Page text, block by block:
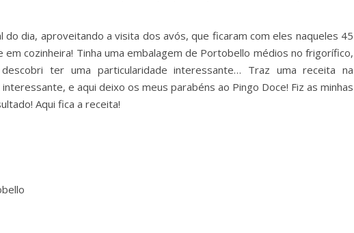
do dia, aproveitando a visita dos avós, que ficaram com eles naqueles 45
cozinheira! Tinha uma embalagem de Portobello médios no frigorífico,
ter uma particularidade interessante… Traz uma receita na
e aqui deixo os meus parabéns ao Pingo Doce! Fiz as minhas
Aqui fica a receita!